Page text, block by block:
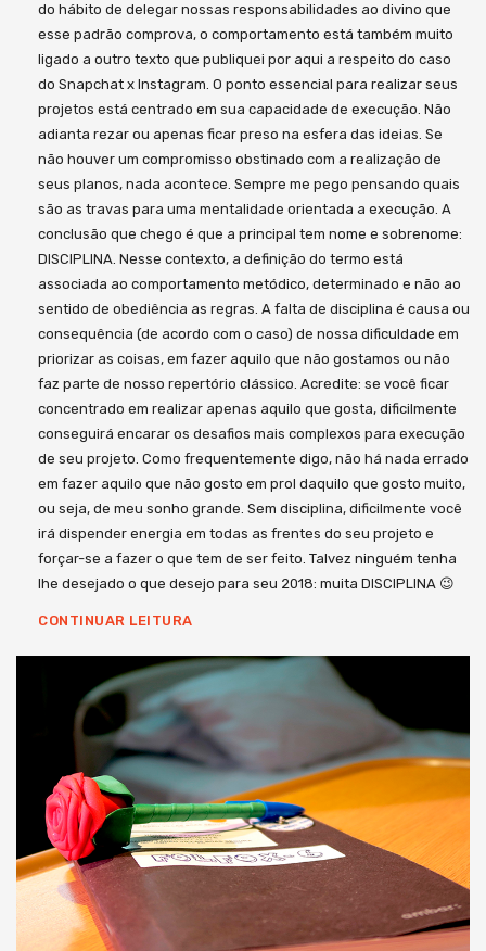
do hábito de delegar nossas responsabilidades ao divino que
esse padrão comprova, o comportamento está também muito
ligado a outro texto que publiquei por aqui a respeito do caso
do Snapchat x Instagram. O ponto essencial para realizar seus
projetos está centrado em sua capacidade de execução. Não
adianta rezar ou apenas ficar preso na esfera das ideias. Se
não houver um compromisso obstinado com a realização de
seus planos, nada acontece. Sempre me pego pensando quais
são as travas para uma mentalidade orientada a execução. A
conclusão que chego é que a principal tem nome e sobrenome:
DISCIPLINA. Nesse contexto, a definição do termo está
associada ao comportamento metódico, determinado e não ao
sentido de obediência as regras. A falta de disciplina é causa ou
consequência (de acordo com o caso) de nossa dificuldade em
priorizar as coisas, em fazer aquilo que não gostamos ou não
faz parte de nosso repertório clássico. Acredite: se você ficar
concentrado em realizar apenas aquilo que gosta, dificilmente
conseguirá encarar os desafios mais complexos para execução
de seu projeto. Como frequentemente digo, não há nada errado
em fazer aquilo que não gosto em prol daquilo que gosto muito,
ou seja, de meu sonho grande. Sem disciplina, dificilmente você
irá dispender energia em todas as frentes do seu projeto e
forçar-se a fazer o que tem de ser feito. Talvez ninguém tenha
lhe desejado o que desejo para seu 2018: muita DISCIPLINA 😉
CONTINUAR LEITURA